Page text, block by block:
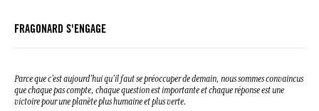
FRAGONARD S'ENGAGE
Parce que c’est aujourd’hui qu’il faut se préoccuper de demain, nous sommes convaincus
que chaque pas compte, chaque question est importante et chaque réponse est une
victoire pour une planète plus humaine et plus verte.